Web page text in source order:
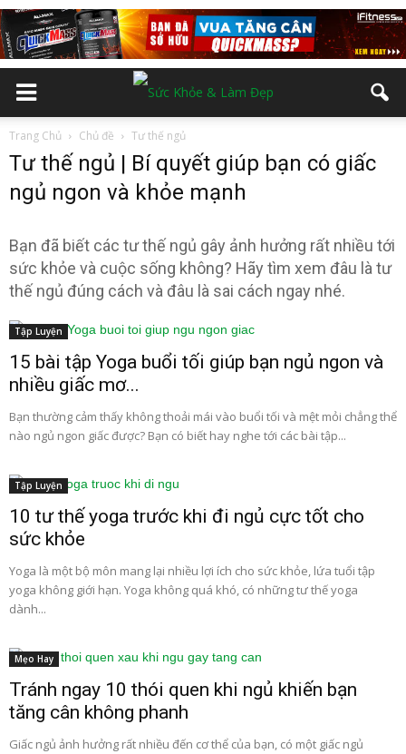
Trang Chủ Chủ đề Tư thế ngủ
Tư thế ngủ | Bí quyết giúp bạn có giấc
ngủ ngon và khỏe mạnh
Bạn đã biết các tư thế ngủ gây ảnh hưởng rất nhiều tới
sức khỏe và cuộc sống không? Hãy tìm xem đâu là tư
thế ngủ đúng cách và đâu là sai cách ngay nhé.
Tập Luyện
15 bài tập Yoga buổi tối giúp bạn ngủ ngon và
nhiều giấc mơ...
Bạn thường cảm thấy không thoải mái vào buổi tối và mệt mỏi chẳng thể
nào ngủ ngon giấc được? Bạn có biết hay nghe tới các bài tập...
Tập Luyện
10 tư thế yoga trước khi đi ngủ cực tốt cho
sức khỏe
Yoga là một bộ môn mang lại nhiều lợi ích cho sức khỏe, lứa tuổi tập
yoga không giới hạn. Yoga không quá khó, có những tư thế yoga
dành...
Mẹo Hay
Tránh ngay 10 thói quen khi ngủ khiến bạn
tăng cân không phanh
Giấc ngủ ảnh hưởng rất nhiều đến cơ thể của bạn, có một giấc ngủ